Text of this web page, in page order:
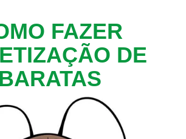
FAZER
DE
BARATAS